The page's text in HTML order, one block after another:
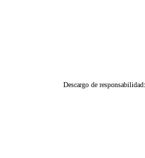
Descargo de